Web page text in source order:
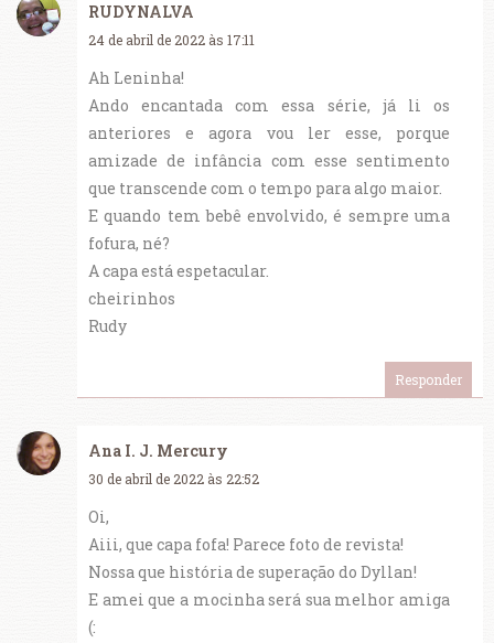
RUDYNALVA
24 de abril de 2022 às 17:11
Ah Leninha!
Ando encantada com essa série, já li os
anteriores e agora vou ler esse, porque
amizade de infância com esse sentimento
que transcende com o tempo para algo maior.
E quando tem bebê envolvido, é sempre uma
fofura, né?
A capa está espetacular.
cheirinhos
Rudy
Responder
Ana I. J. Mercury
30 de abril de 2022 às 22:52
Oi,
Aiii, que capa fofa! Parece foto de revista!
Nossa que história de superação do Dyllan!
E amei que a mocinha será sua melhor amiga
(: